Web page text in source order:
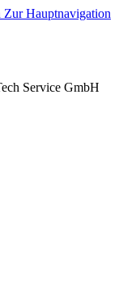
Zur Hauptnavigation
Service GmbH